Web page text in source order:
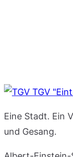
TGV
Eine Stadt. Ein
und Gesang.